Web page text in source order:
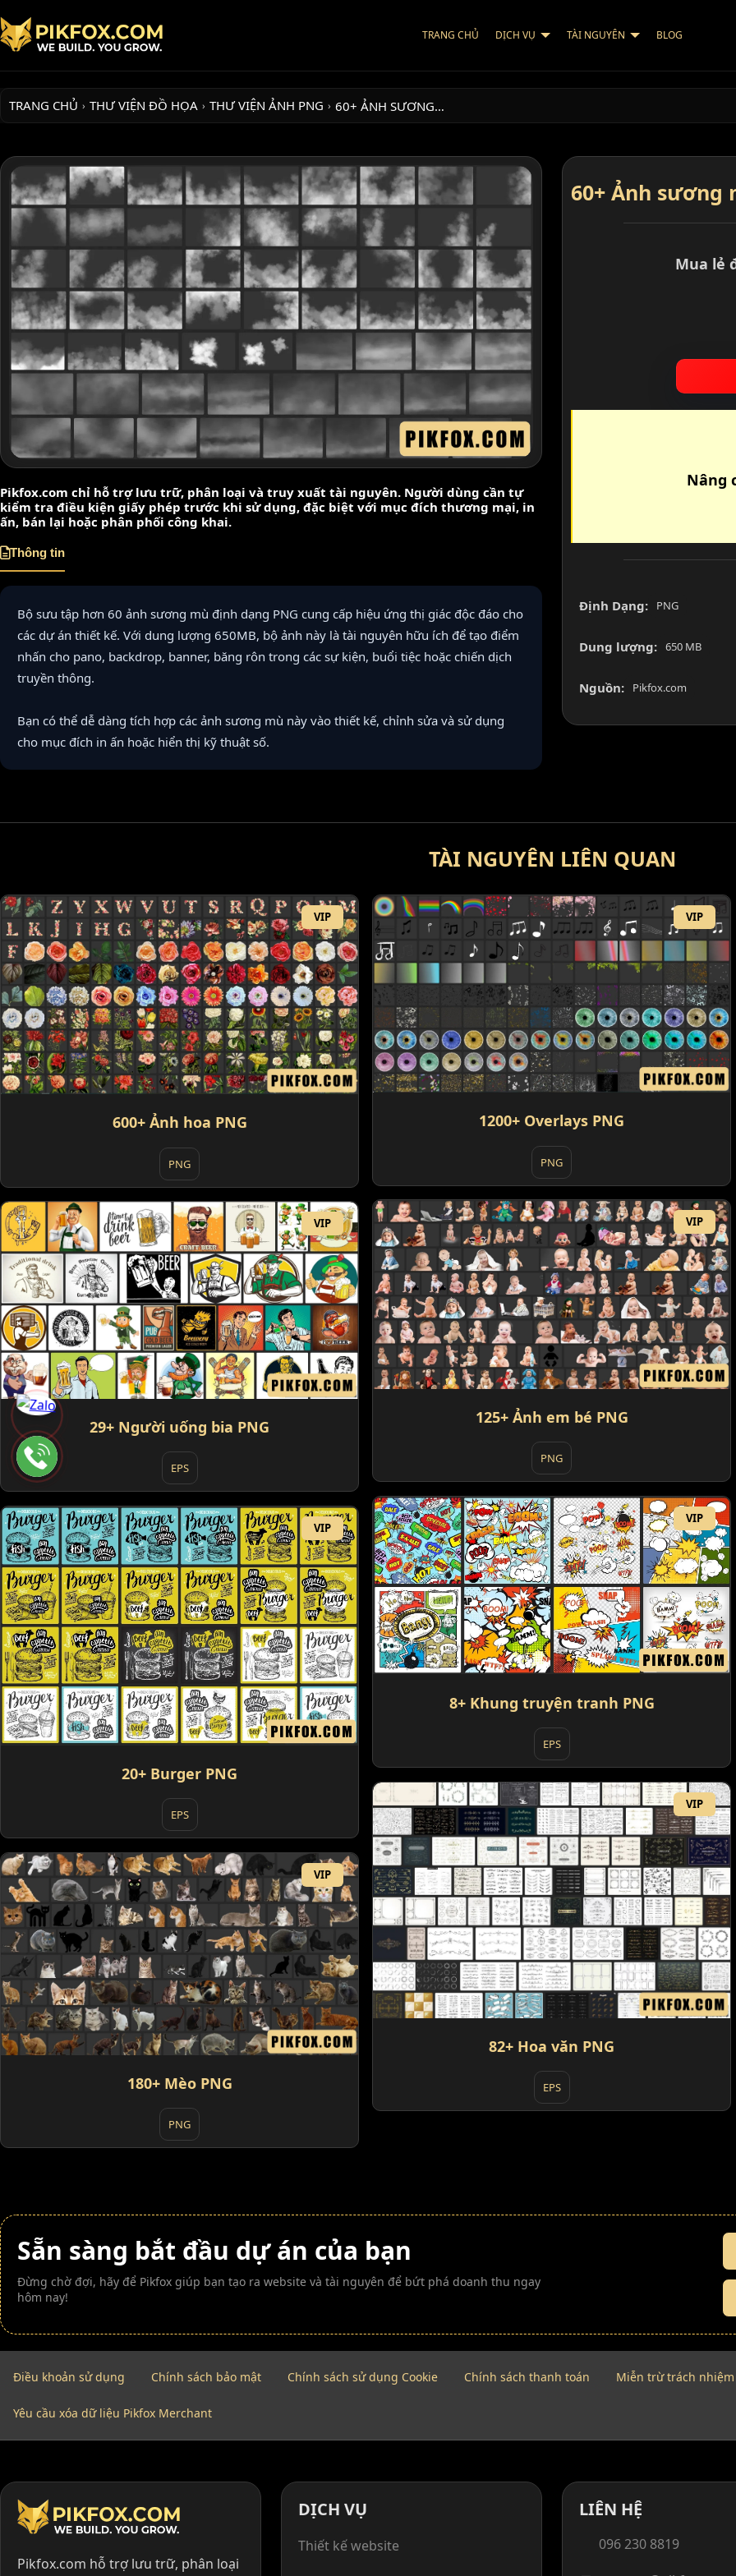
TRANG CHỦ DỊCH VỤ TÀI NGUYÊN BLOG
TRANG CHỦ › THƯ VIỆN ĐỒ HỌA › THƯ VIỆN ẢNH PNG › 60+ ẢNH SƯƠNG…
Pikfox.com chỉ hỗ trợ lưu trữ, phân loại và truy xuất tài nguyên. Người dùng cần tự
kiểm tra điều kiện giấy phép trước khi sử dụng, đặc biệt với mục đích thương mại, in
ấn, bán lại hoặc phân phối công khai.
Thông tin
Bộ sưu tập hơn 60 ảnh sương mù định dạng PNG cung cấp hiệu ứng thị giác độc đáo cho
các dự án thiết kế. Với dung lượng 650MB, bộ ảnh này là tài nguyên hữu ích để tạo điểm
nhấn cho pano, backdrop, banner, băng rôn trong các sự kiện, buổi tiệc hoặc chiến dịch
truyền thông.
Bạn có thể dễ dàng tích hợp các ảnh sương mù này vào thiết kế, chỉnh sửa và sử dụng
cho mục đích in ấn hoặc hiển thị kỹ thuật số.
60+ Ảnh sương
Mua lẻ
Nâng
Định Dạng: PNG
Dung lượng: 650 MB
Nguồn: Pikfox.com
TÀI NGUYÊN LIÊN QUAN
VIP
600+ Ảnh hoa PNG
PNG
VIP
1200+ Overlays PNG
PNG
VIP
125+ Ảnh em bé PNG
PNG
VIP
29+ Người uống bia PNG
EPS
VIP
8+ Khung truyện tranh PNG
EPS
VIP
20+ Burger PNG
EPS
VIP
82+ Hoa văn PNG
EPS
VIP
180+ Mèo PNG
PNG
Sẵn sàng bắt đầu dự án của bạn
Đừng chờ đợi, hãy để Pikfox giúp bạn tạo ra website và tài nguyên để bứt phá doanh thu ngay
hôm nay!
Điều khoản sử dụng Chính sách bảo mật Chính sách sử dụng Cookie Chính sách thanh toán Miễn trừ trách nhiệm
Yêu cầu xóa dữ liệu Pikfox Merchant
Pikfox.com hỗ trợ lưu trữ, phân loại
DỊCH VỤ
Thiết kế website
LIÊN HỆ
096 230 8819